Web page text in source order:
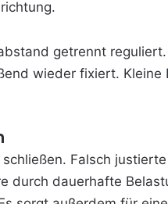
getrennt
wieder fixiert. Kleine
Falsch
durch dauerhafte